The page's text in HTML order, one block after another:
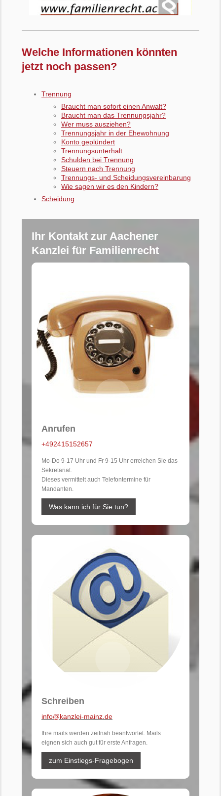
Welche Informationen könnten
jetzt noch passen?
Trennung
Braucht man sofort einen Anwalt?
Braucht man das Trennungsjahr?
Wer muss ausziehen?
Trennungsjahr in der Ehewohnung
Konto geplündert
Trennungsunterhalt
Schulden bei Trennung
Steuern nach Trennung
Trennungs- und Scheidungsvereinbarung
Wie sagen wir es den Kindern?
Scheidung
Ihr Kontakt zur Aachener
Kanzlei für Familienrecht
Anrufen
+492415152657
Mo-Do 9-17 Uhr und Fr 9-15 Uhr erreichen Sie das
Sekretariat.
Dieses vermittelt auch Telefontermine für
Mandanten.
Was kann ich für Sie tun?
Schreiben
info@kanzlei-mainz.de
Ihre mails werden zeitnah beantwortet. Mails
eignen sich auch gut für erste Anfragen.
zum Einstiegs-Fragebogen